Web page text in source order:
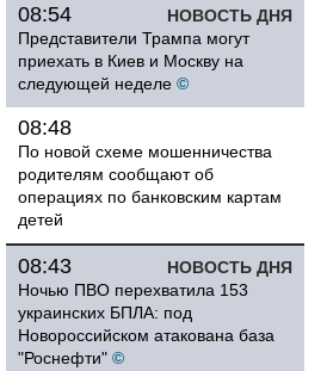
НОВОСТЬ ДНЯ
08:54
Представители Трампа могут
приехать в Киев и Москву на
следующей неделе ©
08:48
По новой схеме мошенничества
родителям сообщают об
операциях по банковским картам
детей
НОВОСТЬ ДНЯ
08:43
Ночью ПВО перехватила 153
украинских БПЛА: под
Новороссийском атакована база
"Роснефти" ©